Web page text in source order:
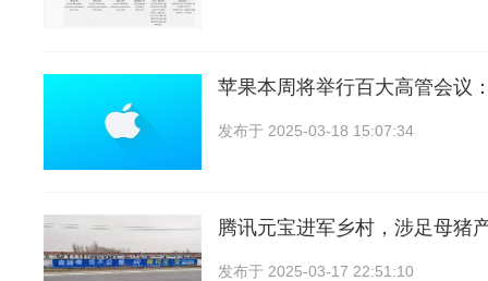
苹果本周将举行百大高管会议
发布于 2025-03-18 15:07:34
腾讯元宝进军乡村，涉足母猪
发布于 2025-03-17 22:51:10